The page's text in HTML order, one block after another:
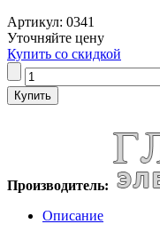
Артикул: 0341
Уточняйте цену
Купить со скидкой
Производитель:
Описание